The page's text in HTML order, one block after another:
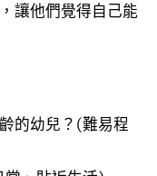
讓他們覺得自己能
的幼兒？(難易程